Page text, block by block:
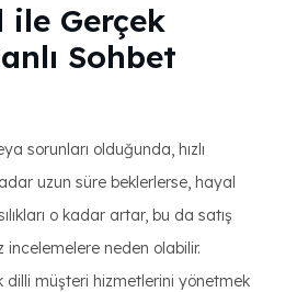
ile Gerçek
Sohbet
sorunları olduğunda, hızlı
uzun süre beklerlerse, hayal
o kadar artar, bu da satış
incelemelere neden olabilir.
dilli müşteri hizmetlerini yönetmek